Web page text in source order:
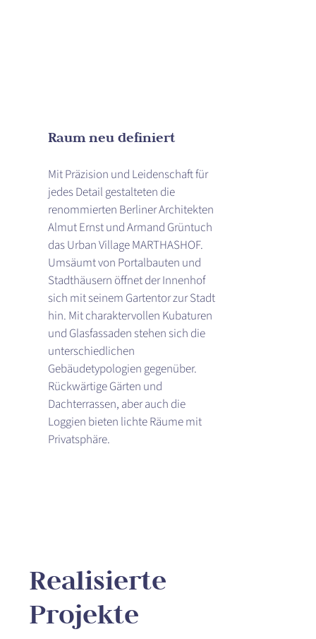
Raum neu definiert
Mit Präzision und Leidenschaft für
jedes Detail gestalteten die
renommierten Berliner Architekten
Almut Ernst und Armand Grüntuch
das Urban Village MARTHASHOF.
Umsäumt von Portalbauten und
Stadthäusern öffnet der Innenhof
sich mit seinem Gartentor zur Stadt
hin. Mit charaktervollen Kubaturen
und Glasfassaden stehen sich die
unterschiedlichen
Gebäudetypologien gegenüber.
Rückwärtige Gärten und
Dachterrassen, aber auch die
Loggien bieten lichte Räume mit
Privatsphäre.
Realisierte
Projekte